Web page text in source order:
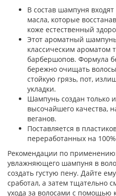
В состав шампуня
масла, которые
коже естественный
Этот ароматный
классическим ароматом
барбершопов. Формула
бережно очищать волосы
стойкую грязь, пот,
укладки.
Шампунь создан только
высочайшего качества,
веганов.
Поставляется в
переработанных на
Рекомендации по
увлажняющего шампуня в
создать густую пену. Дайте
сработал, а затем тщательно
ухода за волосами с помощью